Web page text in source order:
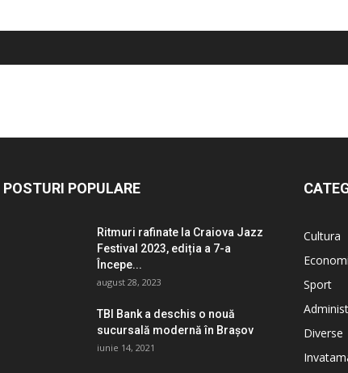
POSTURI POPULARE
Ritmuri rafinate la Craiova Jazz
Festival 2023, ediția a 7-a
Începe...
august 28, 2023
TBI Bank a deschis o nouă
sucursală modernă în Brașov
iunie 14, 2021
Cultura
Sport
Diverse